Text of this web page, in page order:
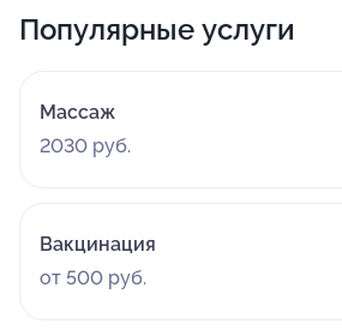
Популярные услуги
Массаж
2030 руб.
Вакцинация
от 500 руб.